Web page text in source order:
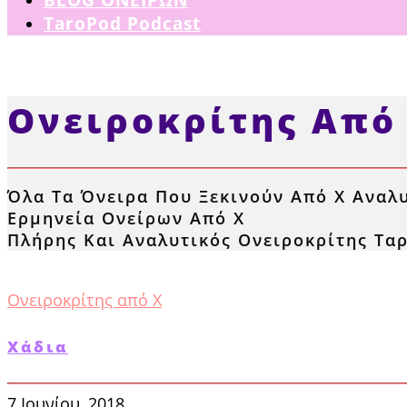
TaroPod Podcast
Ονειροκρίτης
Όλα Τα Όνειρα Που Ξεκινούν Από Χ
Ερμηνεία Ονείρων Από Χ
Πλήρης Και Αναλυτικός Ονειροκρίτης
Ονειροκρίτης από Χ
Χάδια